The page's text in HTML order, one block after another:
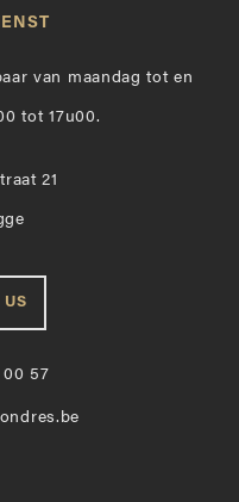
van maandag tot en
tot 17u00.
21
US
57